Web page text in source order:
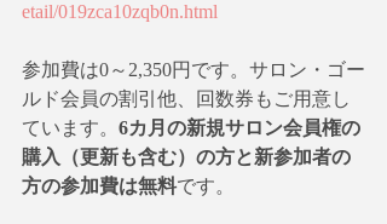
etail/019zca10zqb0n.html
参加費は0～2,350円です。サロン・ゴー
ルド会員の割引他、回数券もご用意し
ています。 6カ月の新規サロン会員権の
購入（更新も含む）の方と新参加者の
方の参加費は無料です。